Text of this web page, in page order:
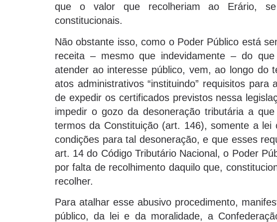
que o valor que recolheriam ao Erário,
constitucionais.
Não obstante isso, como o Poder Público está
receita – mesmo que indevidamente – do
atender ao interesse público, vem, ao longo do
atos administrativos “instituindo” requisitos para
de expedir os certificados previstos nessa
impedir o gozo da desoneração tributária a
termos da Constituição (art. 146), somente a lei
condições para tal desoneração, e que esses
art. 14 do Código Tributário Nacional, o Poder
por falta de recolhimento daquilo que,
recolher.
Para atalhar esse abusivo procedimento,
público, da lei e da moralidade, a